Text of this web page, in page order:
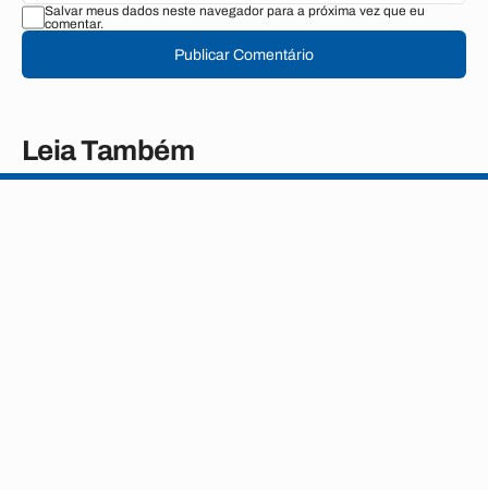
Salvar meus dados neste navegador para a próxima vez que eu
comentar.
Publicar Comentário
Leia Também